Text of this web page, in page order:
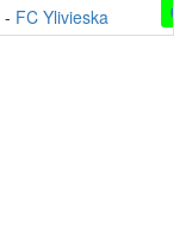
- FC Ylivieska 0-3